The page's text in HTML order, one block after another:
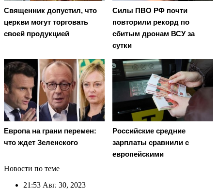
Священник допустил, что
церкви могут торговать
своей продукцией
Cилы ПВО РФ почти
повторили рекорд по
сбитым дронам ВСУ за
сутки
Европа на грани перемен:
что ждет Зеленского
Российские средние
зарплаты сравнили с
европейскими
Новости по теме
21:53 Авг. 30, 2023